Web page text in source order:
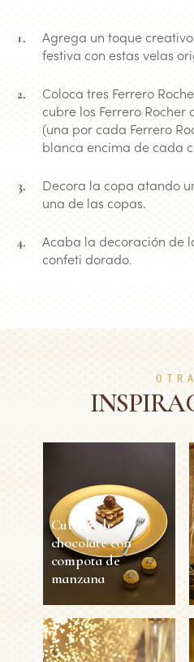
Agrega un toque
festiva con estas velas
Coloca tres Ferrero
cubre los Ferrero Rocher
(una por cada Ferrero
blanca encima de cada
Decora la copa atando
una de las copas.
Acaba la decoración de
confeti dorado.
Cubitos de
chocolate con
compota de
manzana
Cubitos de
chocolate con